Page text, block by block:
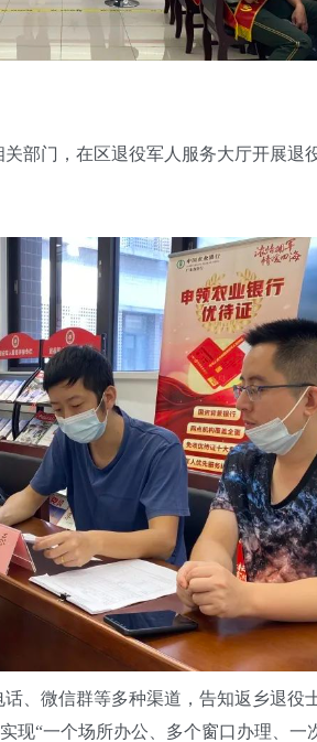
门，在区退役军人服务大厅开展退
微信群等多种渠道，告知返乡退役
“一个场所办公、多个窗口办理、一